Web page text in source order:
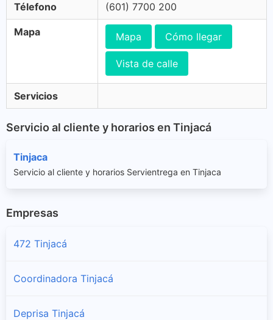
Télefono (601) 7700 200
Mapa Mapa Cómo llegar
Vista de calle
Servicios
Servicio al cliente y horarios en Tinjacá
Tinjaca
Servicio al cliente y horarios Servientrega en Tinjaca
Empresas
472 Tinjacá
Coordinadora Tinjacá
Deprisa Tinjacá